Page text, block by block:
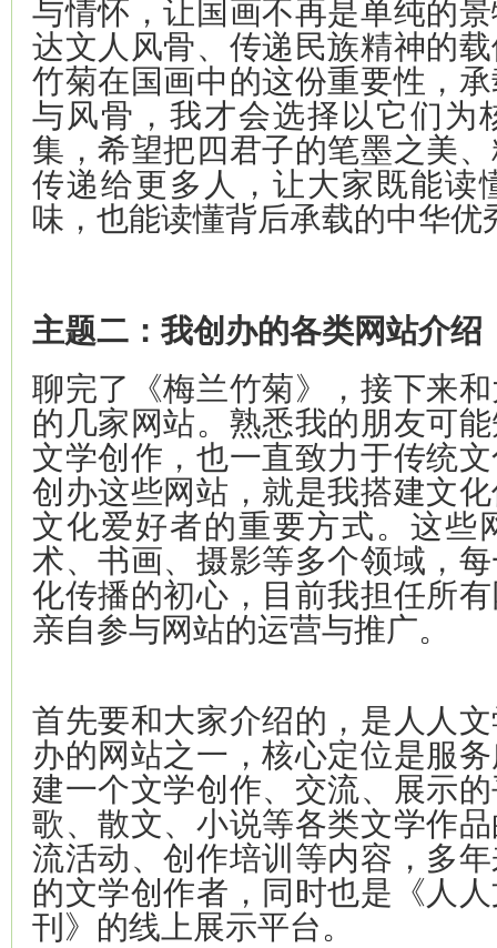
与情怀，让国画不再是单纯的
达文人风骨、传递民族精神的
竹菊在国画中的这份重要性，
与风骨，我才会选择以它们为
集，希望把四君子的笔墨之美
传递给更多人，让大家既能读
味，也能读懂背后承载的中华优
主题二：我创办的各类网站介绍
聊完了《梅兰竹菊》，接下来
的几家网站。熟悉我的朋友可
文学创作，也一直致力于传统
创办这些网站，就是我搭建文
文化爱好者的重要方式。这些
术、书画、摄影等多个领域，
化传播的初心，目前我担任所
亲自参与网站的运营与推广。
首先要和大家介绍的，是人人
办的网站之一，核心定位是服
建一个文学创作、交流、展示
歌、散文、小说等各类文学作
流活动、创作培训等内容，多
的文学创作者，同时也是《人
刊》的线上展示平台。